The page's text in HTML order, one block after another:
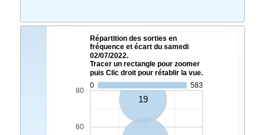
Répartition des sorties en
fréquence et écart du samedi
02/07/2022.
Tracer un rectangle pour zoomer
puis Clic droit pour rétablir la vue.
0
583
19
60
80